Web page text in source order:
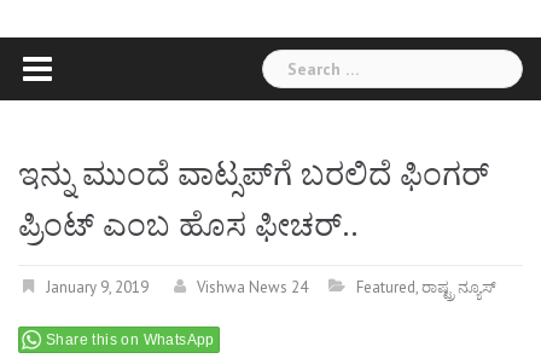
Search
for:
ಇನ್ನು ಮುಂದೆ ವಾಟ್ಸಪ್‌ಗೆ ಬರಲಿದೆ ಫಿಂಗರ್
ಪ್ರಿಂಟ್ ಎಂಬ ಹೊಸ ಫೀಚರ್..
January 9, 2019 Vishwa News 24 Featured,ರಾಷ್ಟ್ರ ನ್ಯೂಸ್
Share this on WhatsApp